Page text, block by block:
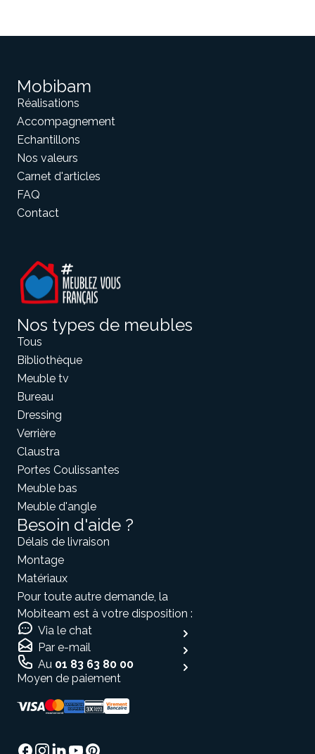
Mobibam
Réalisations
Accompagnement
Echantillons
Nos valeurs
Carnet d'articles
FAQ
Contact
Nos types de meubles
Tous
Bibliothèque
Meuble tv
Bureau
Dressing
Verrière
Claustra
Portes Coulissantes
Meuble bas
Meuble d'angle
Besoin d'aide ?
Délais de livraison
Montage
Matériaux
Pour toute autre demande, la
Mobiteam est à votre disposition :
Via le chat
Par e-mail
Au 01 83 63 80 00
Moyen de paiement